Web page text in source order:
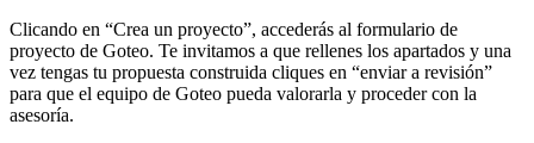
Clicando en “Crea un proyecto”, accederás al formulario de
proyecto de Goteo. Te invitamos a que rellenes los apartados y una
vez tengas tu propuesta construida cliques en “enviar a revisión”
para que el equipo de Goteo pueda valorarla y proceder con la
asesoría.